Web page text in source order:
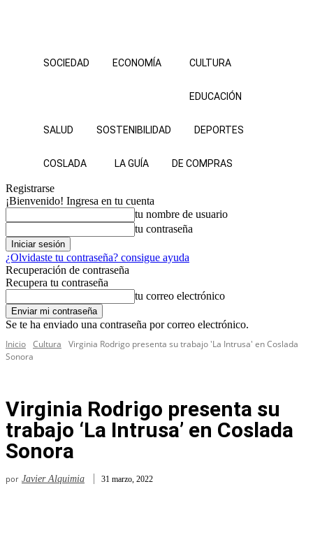
SOCIEDAD ECONOMÍA CULTURA
EDUCACIÓN
SALUD SOSTENIBILIDAD DEPORTES
COSLADA LA GUÍA DE COMPRAS
Registrarse
¡Bienvenido! Ingresa en tu cuenta
tu nombre de usuario
tu contraseña
¿Olvidaste tu contraseña? consigue ayuda
Recuperación de contraseña
Recupera tu contraseña
tu correo electrónico
Se te ha enviado una contraseña por correo electrónico.
Inicio Cultura
Virginia Rodrigo presenta su trabajo 'La Intrusa' en Coslada
Sonora
Virginia Rodrigo presenta su
trabajo ‘La Intrusa’ en Coslada
Sonora
por Javier Alquimia 31 marzo, 2022